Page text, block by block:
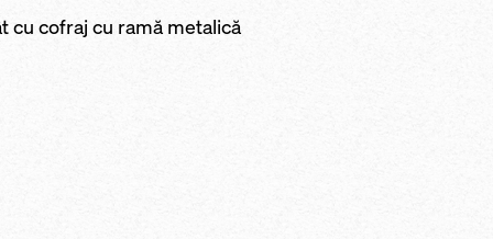
cu cofraj cu ramă metalică